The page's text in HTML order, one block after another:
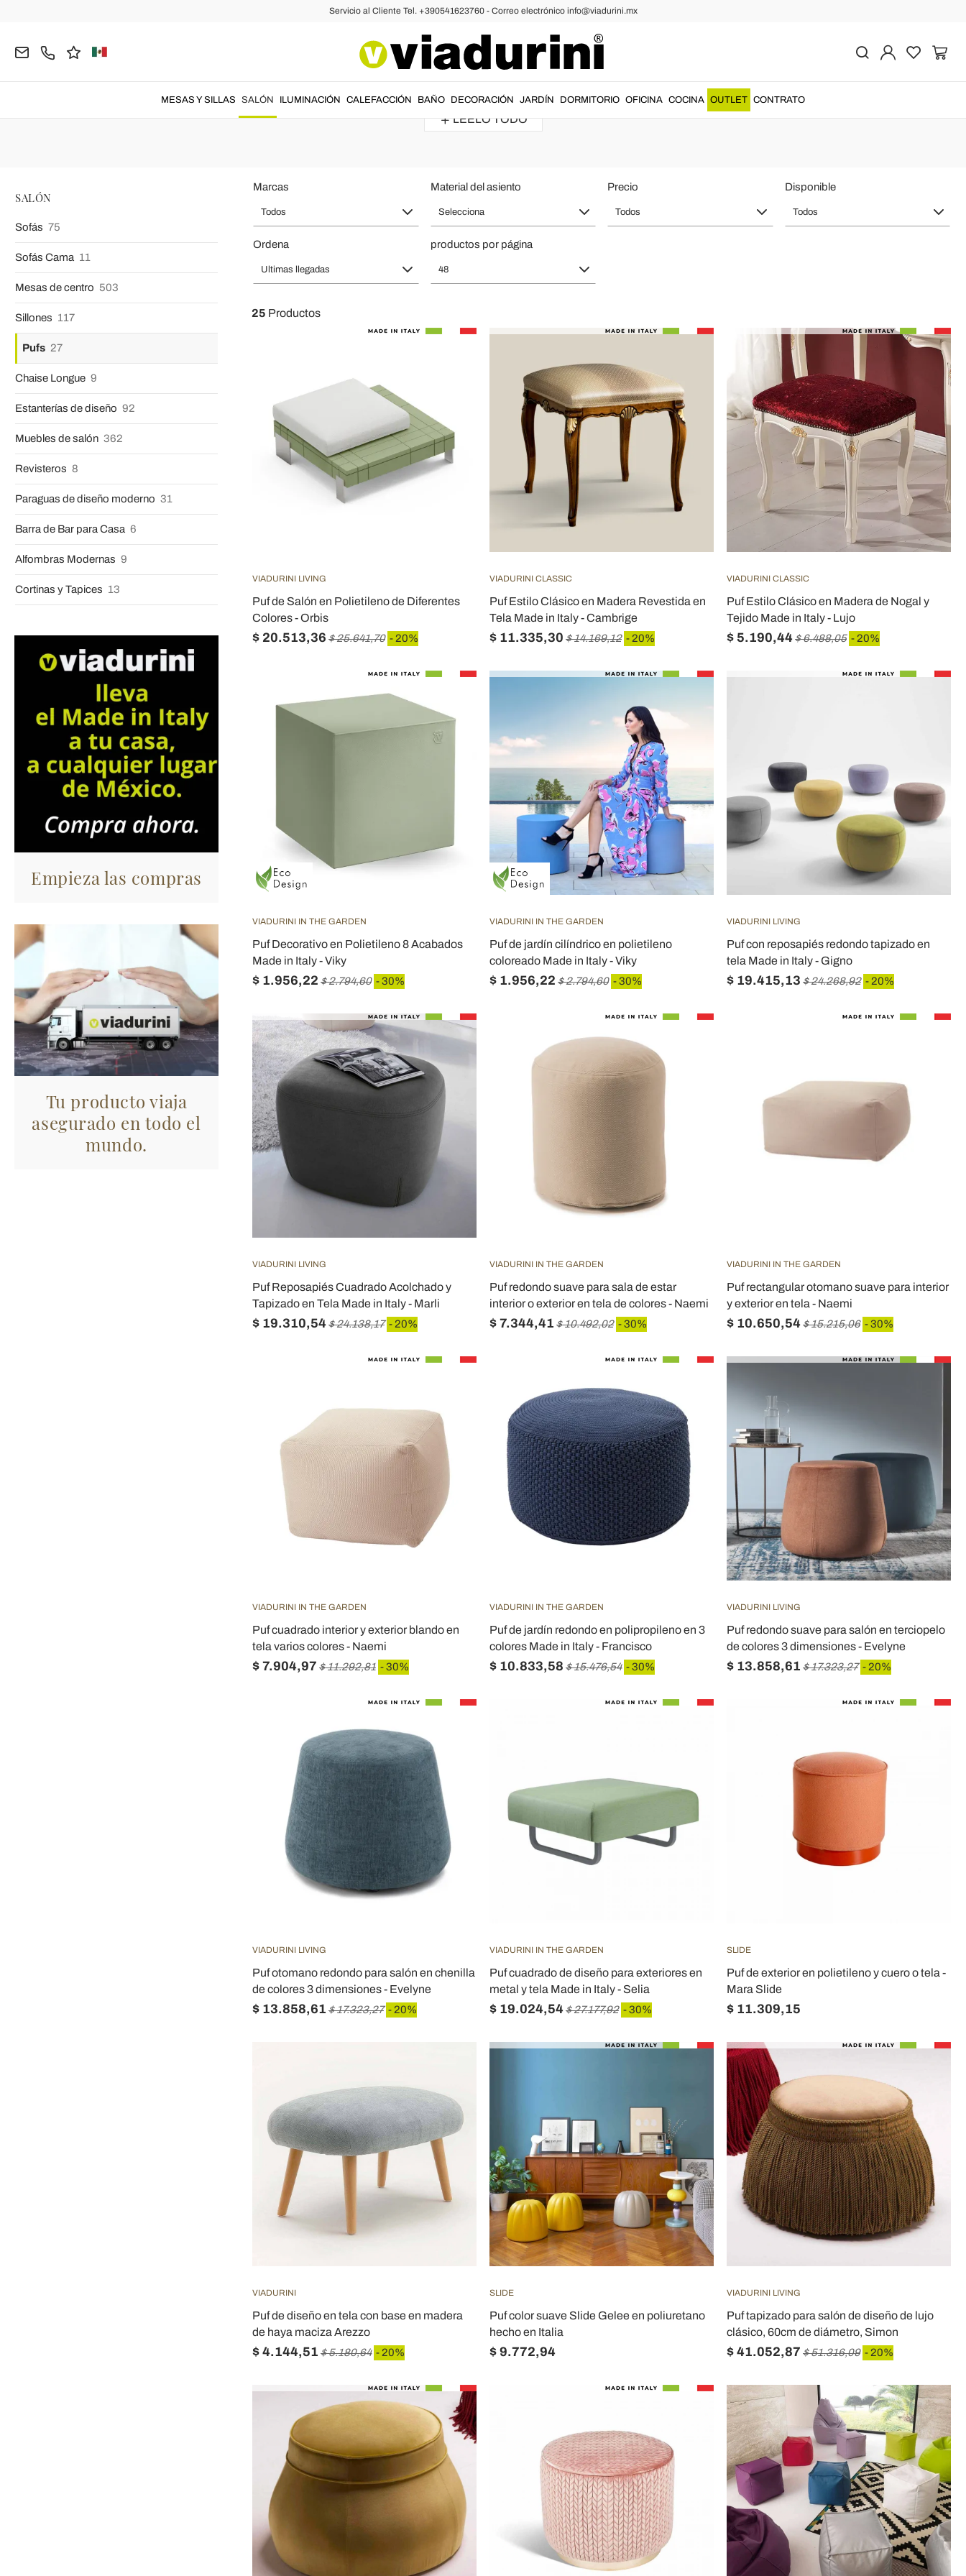
Servicio al Cliente Tel. +390541623760 - Correo electrónico info@viadurini.mx
MESAS Y SILLAS SALÓN ILUMINACIÓN CALEFACCIÓN BAÑO DECORACIÓN JARDÍN DORMITORIO OFICINA COCINA OUTLET CONTRATO
Pufs, cómodo y funcional para amueblar el salón
clásico de formas redondas o rectangulares , ideados para esos instantes de sofáo sentados en el
LÉELO TODO
SALÓN
Sofás 75
Sofás Cama 11
Mesas de centro 503
Sillones 117
Pufs 27
Chaise Longue 9
Estanterías de diseño 92
Muebles de salón 362
Revisteros 8
Paraguas de diseño moderno 31
Barra de Bar para Casa 6
Alfombras Modernas 9
Cortinas y Tapices 13
Empieza las compras
Tu producto viaja
asegurado en todo el
mundo.
Marcas
Todos
Material del asiento
Selecciona
Precio
Todos
Disponible
Todos
Ordena
Ultimas llegadas
productos por página
48
25 Productos
VIADURINI LIVING
Puf de Salón en Polietileno de Diferentes
Colores - Orbis
$ 20.513,36 $ 25.641,70 - 20%
VIADURINI CLASSIC
Puf Estilo Clásico en Madera Revestida en
Tela Made in Italy - Cambrige
$ 11.335,30 $ 14.169,12 - 20%
VIADURINI CLASSIC
Puf Estilo Clásico en Madera de Nogal y
Tejido Made in Italy - Lujo
$ 5.190,44$ 6.488,05 - 20%
VIADURINI IN THE GARDEN
Puf Decorativo en Polietileno 8 Acabados
Made in Italy - Viky
$ 1.956,22 $ 2.794,60 - 30%
VIADURINI IN THE GARDEN
Puf de jardín cilíndrico en polietileno
coloreado Made in Italy - Viky
$ 1.956,22 $ 2.794,60 - 30%
VIADURINI LIVING
Puf con reposapiés redondo tapizado en
tela Made in Italy - Gigno
$ 19.415,13 $ 24.268,92 - 20%
VIADURINI LIVING
Puf Reposapiés Cuadrado Acolchado y
Tapizado en Tela Made in Italy - Marli
$ 19.310,54$ 24.138,17 - 20%
VIADURINI IN THE GARDEN
Puf redondo suave para sala de estar
interior o exterior en tela de colores - Naemi
$ 7.344,41 $ 10.492,02 - 30%
VIADURINI IN THE GARDEN
Puf rectangular otomano suave para interior
y exterior en tela - Naemi
$ 10.650,54$ 15.215,06 - 30%
VIADURINI IN THE GARDEN
Puf cuadrado interior y exterior blando en
tela varios colores - Naemi
$ 7.904,97 $ 11.292,81 - 30%
VIADURINI IN THE GARDEN
Puf de jardín redondo en polipropileno en 3
colores Made in Italy - Francisco
$ 10.833,58 $ 15.476,54 - 30%
VIADURINI LIVING
Puf redondo suave para salón en terciopelo
de colores 3 dimensiones - Evelyne
$ 13.858,61 $ 17.323,27 - 20%
VIADURINI LIVING
Puf otomano redondo para salón en chenilla
de colores 3 dimensiones - Evelyne
$ 13.858,61 $ 17.323,27 - 20%
VIADURINI IN THE GARDEN
Puf cuadrado de diseño para exteriores en
metal y tela Made in Italy - Selia
$ 19.024,54$ 27.177,92 - 30%
SLIDE
Puf de exterior en polietileno y cuero o tela -
Mara Slide
$ 11.309,15
VIADURINI
Puf de diseño en tela con base en madera
de haya maciza Arezzo
$ 4.144,51 $ 5.180,64 - 20%
SLIDE
Puf color suave Slide Gelee en poliuretano
hecho en Italia
$ 9.772,94
VIADURINI LIVING
Puf tapizado para salón de diseño de lujo
clásico, 60cm de diámetro, Simon
$ 41.052,87 $ 51.316,09 - 20%